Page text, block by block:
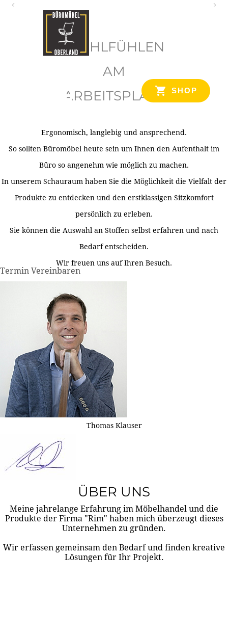
SHOP
WOHLFÜHLEN
AM
ARBEITSPLATZ
Ergonomisch, langlebig und ansprechend.
So sollten Büromöbel heute sein um Ihnen den Aufenthalt im
Büro so angenehm wie möglich zu machen.
In unserem Schauraum haben Sie die Möglichkeit die Vielfalt der
Produkte zu entdecken und den erstklassigen Sitzkomfort
persönlich zu erleben.
Sie können die Auswahl an Stoffen selbst erfahren und nach
Bedarf entscheiden.
Wir freuen uns auf Ihren Besuch.
Termin Vereinbaren
Thomas Klauser
ÜBER UNS
Meine jahrelange Erfahrung im Möbelhandel und die
Produkte der Firma "Rim" haben mich überzeugt dieses
Unternehmen zu gründen.
Wir erfassen gemeinsam den Bedarf und finden kreative
Lösungen für Ihr Projekt.